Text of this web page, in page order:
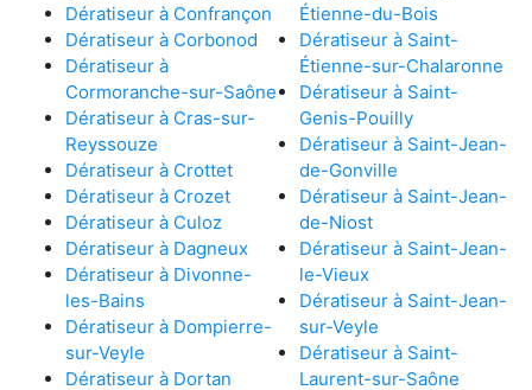
Dératiseur à Confrançon
Dératiseur à Corbonod
Dératiseur à
Cormoranche-sur-Saône
Dératiseur à Cras-sur-
Reyssouze
Dératiseur à Crottet
Dératiseur à Crozet
Dératiseur à Culoz
Dératiseur à Dagneux
Dératiseur à Divonne-
les-Bains
Dératiseur à Dompierre-
sur-Veyle
Dératiseur à Dortan
Étienne-du-Bois
Dératiseur à Saint-
Étienne-sur-Chalaronne
Dératiseur à Saint-
Genis-Pouilly
Dératiseur à Saint-Jean-
de-Gonville
Dératiseur à Saint-Jean-
de-Niost
Dératiseur à Saint-Jean-
le-Vieux
Dératiseur à Saint-Jean-
sur-Veyle
Dératiseur à Saint-
Laurent-sur-Saône